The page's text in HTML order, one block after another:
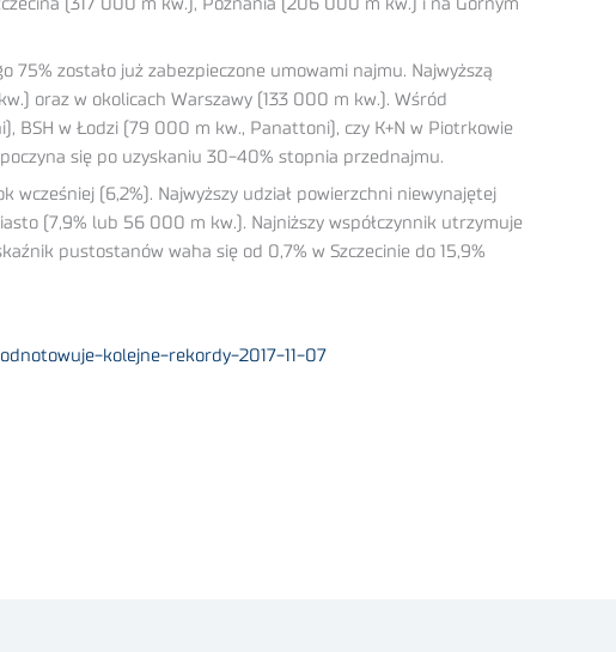
(317 000 m kw.), Poznania (206 000 m kw.) i na Górnym
zostało już zabezpieczone umowami najmu. Najwyższą
oraz w okolicach Warszawy (133 000 m kw.). Wśród
BSH w Łodzi (79 000 m kw., Panattoni), czy K+N w Piotrkowie
się po uzyskaniu 30-40% stopnia przednajmu.
(6,2%). Najwyższy udział powierzchni niewynajętej
(7,9% lub 56 000 m kw.). Najniższy współczynnik utrzymuje
pustostanów waha się od 0,7% w Szczecinie do 15,9%
kolejne-rekordy-2017-11-07